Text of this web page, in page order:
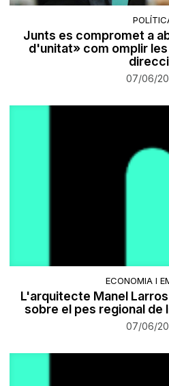
Junts es compromet a
d'unitat» com omplir
07/06/
ECONOMIA I
L'arquitecte Manel
sobre el pes regional de
07/06/